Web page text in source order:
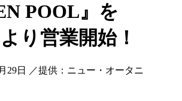
POOL』を
り営業開始！
29日 ／提供：ニュー・オータニ